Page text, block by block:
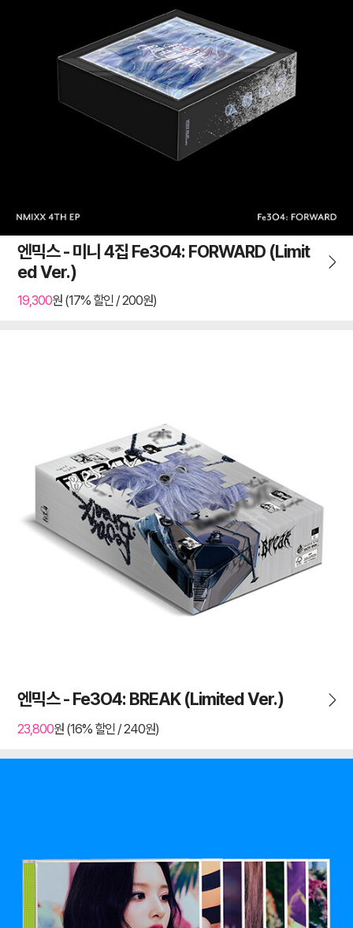
엔믹스 - 미니 4집 Fe3O4: FORWARD (Limit
ed Ver.)
19,300원 (17% 할인 / 200원)
엔믹스 - Fe3O4: BREAK (Limited Ver.)
23,800원 (16% 할인 / 240원)